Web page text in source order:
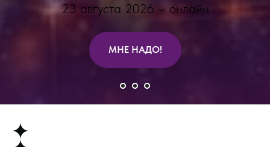
23 августа 2026 – онлайн
МНЕ НАДО!